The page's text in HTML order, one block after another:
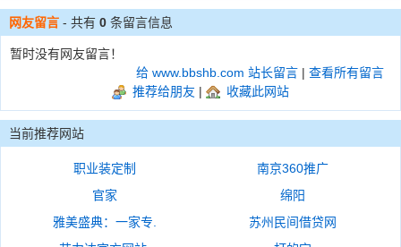
网友留言 - 共有 0 条留言信息
暂时没有网友留言！
给 www.bbshb.com 站长留言 | 查看所有留言
推荐给朋友 | 收藏此网站
当前推荐网站
职业装定制
南京360推广
官家
绵阳
雅美盛典：一家专.
苏州民间借贷网